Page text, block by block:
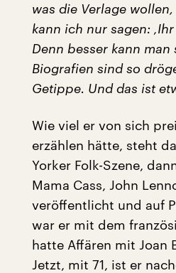
was die Verlage
kann ich nur sagen:
Denn besser kann
Biografien sind so
Getippe. Und das ist
Wie viel er von sich
erzählen hätte, steht
Yorker Folk-Szene,
Mama Cass, John
veröffentlicht und auf
war er mit dem
hatte Affären mit Joan
Jetzt, mit 71, ist er